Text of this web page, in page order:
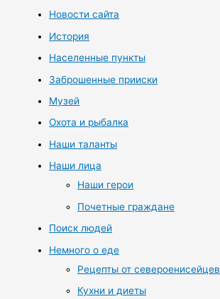
Новости сайта
История
Населенные пункты
Заброшенные прииски
Музей
Охота и рыбалка
Наши таланты
Наши лица
Наши герои
Почетные граждане
Поиск людей
Немного о еде
Рецепты от североенисейцев
Кухни и диеты